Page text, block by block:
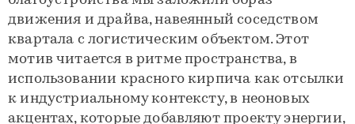
движения и драйва, навеянный соседством
квартала с логистическим объектом. Этот
мотив читается в ритме пространства, в
использовании красного кирпича как отсылки
к индустриальному контексту, в неоновых
акцентах, которые добавляют проекту энергии,